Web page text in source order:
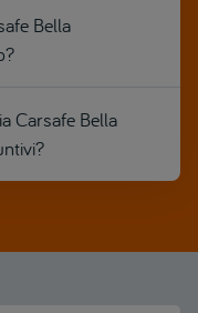
Bella
Carsafe Bella